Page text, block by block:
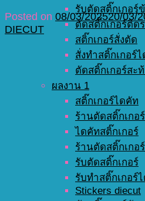
รับตัดสติ๊กเกอร์
ตัดสติ๊กเกอร์ติด
สติ๊กเกอร์สั่งตัด
สั่งทำสติ๊กเกอร์
ตัดสติ๊กเกอร์สะ
ผลงาน 1
สติ๊กเกอร์ไดคัท
ร้านตัดสติ๊กเกอร์
ไดคัทสติ๊กเกอร์
ร้านตัดสติ๊กเกอ
รับตัดสติ๊กเกอร์
รับทำสติ๊กเกอร์
Stickers diecut
Posted on 08/03/202520/03/
DIECUT